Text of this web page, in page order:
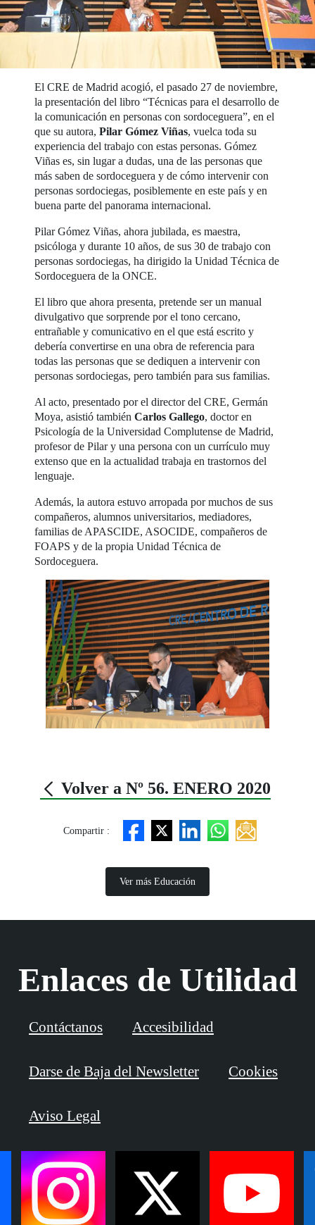
El CRE de Madrid acogió, el pasado 27 de noviembre,
la presentación del libro “Técnicas para el desarrollo de
la comunicación en personas con sordoceguera”, en el
que su autora,Pilar Gómez Viñas, vuelca toda su
experiencia del trabajo con estas personas. Gómez
Viñas es, sin lugar a dudas, una de las personas que
más saben de sordoceguera y de cómo intervenir con
personas sordociegas, posiblemente en este país y en
buena parte del panorama internacional.
Pilar Gómez Viñas, ahora jubilada, es maestra,
psicóloga y durante 10 años, de sus 30 de trabajo con
personas sordociegas, ha dirigido la Unidad Técnica de
Sordoceguera de la ONCE.
El libro que ahora presenta, pretende ser un manual
divulgativo que sorprende por el tono cercano,
entrañable y comunicativo en el que está escrito y
debería convertirse en una obra de referencia para
todas las personas que se dediquen a intervenir con
personas sordociegas, pero también para sus familias.
Al acto, presentado por el director del CRE, Germán
Moya, asistió tambiénCarlos Gallego, doctor en
Psicología de la Universidad Complutense de Madrid,
profesor de Pilar y una persona con un currículo muy
extenso que en la actualidad trabaja en trastornos del
lenguaje.
Además, la autora estuvo arropada por muchos de sus
compañeros, alumnos universitarios, mediadores,
familias de APASCIDE, ASOCIDE, compañeros de
FOAPS y de la propia Unidad Técnica de
Sordoceguera.
Volver a Nº 56. ENERO 2020
Compartir :
Ver más Educación
Enlaces de Utilidad
Contáctanos Accesibilidad
Darse de Baja del Newsletter Cookies
Aviso Legal